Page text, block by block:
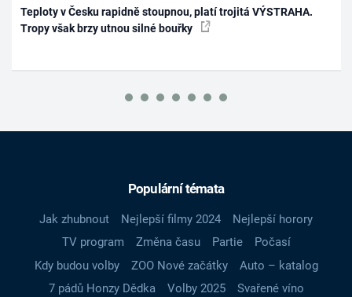
Teploty v Česku rapidně stoupnou, platí trojitá VÝSTRAHA.
Tropy však brzy utnou silné bouřky
Populární témata
Jak zhubnout Nejlepší filmy 2024
Nejlepší horory
TV program
Změna času Partie
Počasí
Kdy budou volby
ZOO Nové začátky
Auto – katalog
7 pádů Honzy Dědka
Volby 2025
Svařené víno